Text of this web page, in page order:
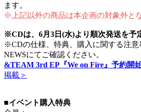
ます。
※上記以外の商品は本企画の対象外と
※CDは、6月3日(水)より順次発送を予
※CDの仕様、特典、購入に関する注
NEWSにてご確認ください。
&TEAM 3rd EP『We on Fire』予約開始
掲載＞
■イベント購入特典